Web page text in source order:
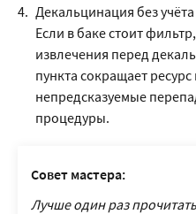
Декальцинация без
Если в баке стоит
извлечения перед
пункта сокращает
непредсказуемые
процедуры.
Совет мастера:
Лучше один раз